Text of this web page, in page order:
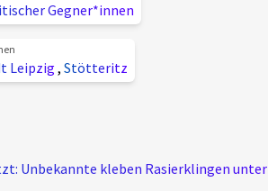
Gegner*innen
Leipzig , Stötteritz
Unbekannte kleben Rasierklingen unter